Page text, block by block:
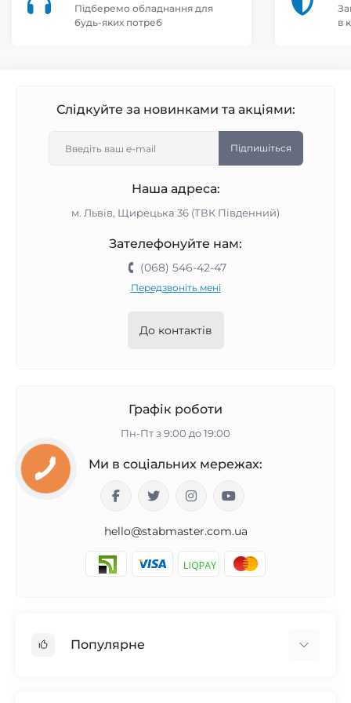
Підберемо обладнання для
будь-яких потреб
в
Слідкуйте за новинками та акціями:
Підпишіться
Наша адреса:
м. Львів, Щирецька 36 (ТВК Південний)
Зателефонуйте нам:
(068) 546-42-47
Передзвоніть мені
До контактів
Графік роботи
Пн-Пт з 9:00 до 19:00
Ми в соціальних мережах:
hello@stabmaster.com.ua
Популярне